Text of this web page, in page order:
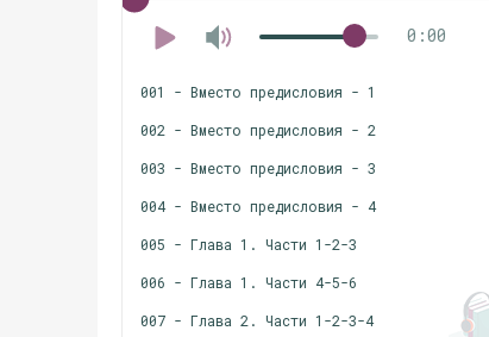
0:00
001 - Вместо предисловия - 1
002 - Вместо предисловия - 2
003 - Вместо предисловия - 3
004 - Вместо предисловия - 4
005 - Глава 1. Части 1-2-3
006 - Глава 1. Части 4-5-6
007 - Глава 2. Части 1-2-3-4